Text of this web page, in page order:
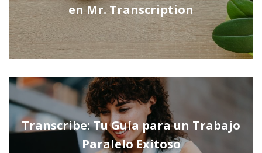
en Mr. Transcription
Transcribe: Tu Guía para un Trabajo
Paralelo Exitoso